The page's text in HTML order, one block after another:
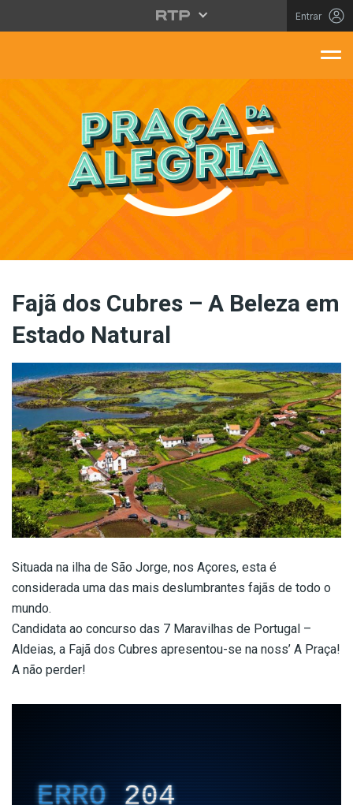
Saltar para o conteúdo principal
Entrar
Fajã dos Cubres – A Beleza em
Estado Natural
Situada na ilha de São Jorge, nos Açores, esta é
considerada uma das mais deslumbrantes fajãs de todo o
mundo.
Candidata ao concurso das 7 Maravilhas de Portugal –
Aldeias, a Fajã dos Cubres apresentou-se na noss’ A Praça!
A não perder!